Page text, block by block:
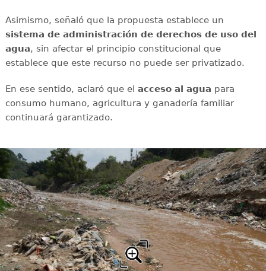
Asimismo, señaló que la propuesta establece un
sistema de administración de derechos de uso del
agua, sin afectar el principio constitucional que
establece que este recurso no puede ser privatizado.
En ese sentido, aclaró que el acceso al agua para
consumo humano, agricultura y ganadería familiar
continuará garantizado.